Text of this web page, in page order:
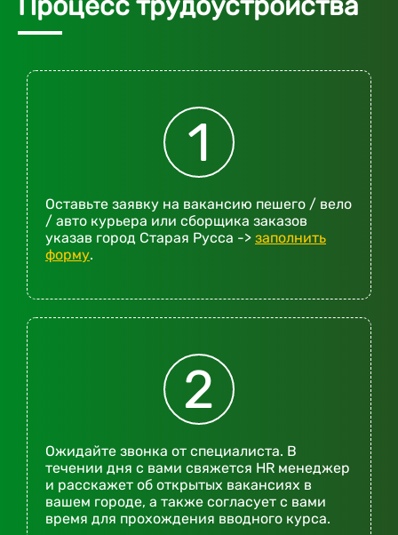
Процесс трудоустройства
1
Оставьте заявку на вакансию пешего / вело
/ авто курьера или сборщика заказов
указав город Старая Русса -> заполнить
форму.
2
Ожидайте звонка от специалиста. В
течении дня с вами свяжется HR менеджер
и расскажет об открытых вакансиях в
вашем городе, а также согласует с вами
время для прохождения вводного курса.